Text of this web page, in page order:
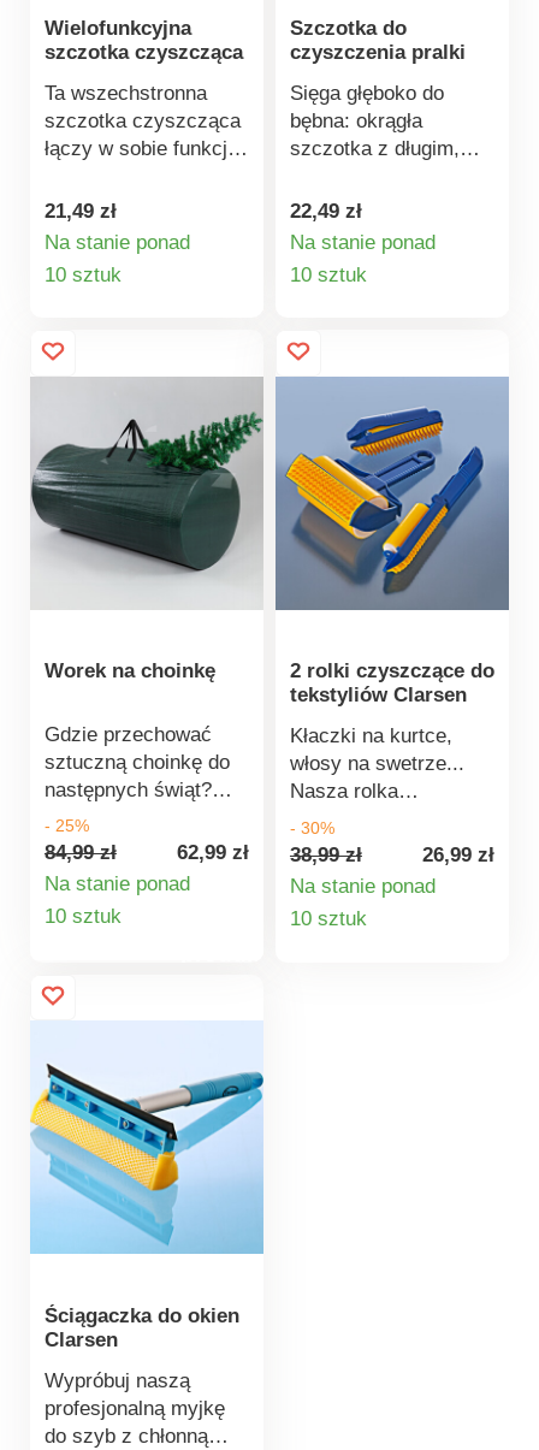
Wielofunkcyjna
szczotka czyszcząca
Ta wszechstronna
szczotka czyszcząca
łączy w sobie funkcje
szczelinowego.
Idealna do ram
okiennych, zlewów itp.
Gumowane włosie
rysując. Do trudno
zawieszania.
Gumowane włosie.
21,49 zł
Na stanie ponad
10 sztuk
Szczotka do
czyszczenia pralki
Sięga głęboko do
bębna: okrągła
szczotka z długim,
uchwytem do łatwego i
dokładnego
czyszczenia wnętrza
pralki, uszczelek i
większą świeżość,
Nadaje się również do
systemów
klimatyzacji.
22,49 zł
Na stanie ponad
10 sztuk
Worek na choinkę
Gdzie przechować
sztuczną choinkę do
następnych świąt?
Najlepiej w naszej
torbie z zamkiem
błyskawicznym. W
niej drzewko będzie
bezpieczne i wolne od
wiele lat!
- 25%
84,99 zł
62,99 zł
Na stanie ponad
10 sztuk
2 rolki czyszczące do
tekstyliów Clarsen
Kłaczki na kurtce,
włosy na swetrze...
Nasza rolka
samoprzylepna z
antystatyczną
szczotką do usuwania
kłaczków niczego nie
pominie. Podwójnie
- 30%
38,99 zł
26,99 zł
Na stanie ponad
10 sztuk
Ściągaczka do okien
Clarsen
Wypróbuj naszą
profesjonalną myjkę
do szyb z chłonną